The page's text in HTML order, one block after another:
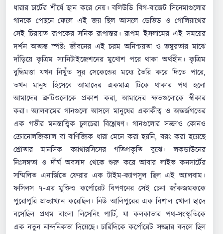
ধারার চার্টের শীর্ষে স্থান করে নেয়। বলিউডি বিগ-বাজেট সিনেমাগুলোর
গানকে পেছনে ফেলে এই জয় ছিল আসলে ডেভিড ও গোলিয়াথের
সেই চিরায়ত রূপকের সনিক রূপান্তর। রূপম ইসলামের এই সময়ের
দর্শন অত্যন্ত স্পষ্ট: জীবনের এই চরম অনিশ্চয়তা ও ভঙ্গুরতার মাঝে
দাঁড়িয়ে কৃত্রিম স্যানিটাইজেশনের মুখোশ পরে থাকা অর্থহীন। কৃত্রিম
বুদ্ধিমত্তা যখন নিখুঁত সুর সেকেন্ডের মধ্যে তৈরি করে দিতে পারে,
তখন মানুষ হিসেবে আমাদের একমাত্র টিকে থাকার পথ হলো
আমাদের ত্রুটিগুলোকে প্রকাশ করা, আমাদের ক্ষতগুলোকে স্বীকার
করা। অ্যালবামের গানগুলো আসলে মানুষের একাকীত্ব ও অন্তর্জগতের
এক গভীর মনস্তাত্ত্বিক চুলচেরা বিশ্লেষণ। গানগুলোর সজ্জাও কোনও
ক্রোনোলজিক্যাল বা বাণিজ্যিক ধারা মেনে করা হয়নি, বরং করা হয়েছে
শ্রোতার মানসিক ক্যাথারসিসের গতিপ্রকৃতি বুঝে। লকডাউনের
নিঃসঙ্গতা ও দীর্ঘ অবসাদ থেকে শুরু করে আবার লাইভ কনসার্টের
সম্মিলিত এনার্জিতে ফেরার এক টাইম-ক্যাপসুল ছিল এই অ্যালবাম।
ফসিলস ৭-এর মুক্তিও কর্পোরেট বিপণনের সেই চেনা জাঁকজমককে
পুরোপুরি প্রত্যাখ্যান করেছিল। নিউ আলিপুরের এক বিশাল খোলা ছাদে
বসেছিল প্রথম বাংলা লিসেনিং পার্টি, যা কলকাতার পথ-সংস্কৃতিকে
এক নতুন নান্দনিকতা দিয়েছে। চারিদিকে কর্পোরেট সজ্জার বদলে ছিল